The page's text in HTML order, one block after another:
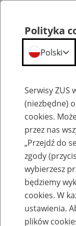
Emerytury
Baza
Polityka
Polski
Serwisy ZUS
(niezbędne)
cookies.
przez nas
„Przejdź do
zgody
wybierzesz
będziemy
cookies. W
ustawienia.
plików